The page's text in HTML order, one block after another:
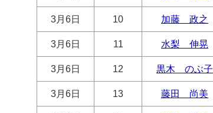
3月6日 10 加藤 政之
3月6日 11 水梨 伸晃
3月6日 12 黒木 のぶ子
3月6日 13 藤田 尚美